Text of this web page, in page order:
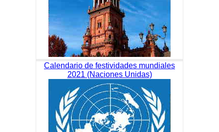
Calendario de festividades mundiales
2021 (Naciones Unidas)